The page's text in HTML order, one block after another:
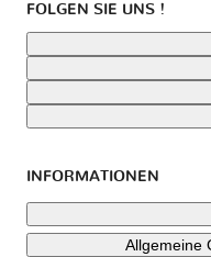
FOLGEN SIE UNS !
INFORMATIONEN
Allgemeine